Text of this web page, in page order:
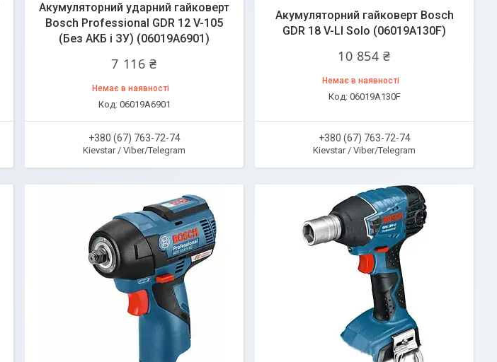
Акумуляторний ударний гайковерт
Bosch Professional GDR 12 V-105
(Без АКБ і ЗУ) (06019A6901)
7 116 ₴
Немає в наявності
06019A6901
+380 (67) 763-72-74
Kievstar / Viber/Telegram
Акумуляторний гайковерт Bosch
GDR 18 V-LI Solo (06019A130F)
10 854 ₴
Немає в наявності
06019A130F
+380 (67) 763-72-74
Kievstar / Viber/Telegram